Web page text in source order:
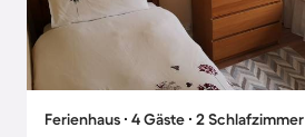
Ferienhaus ∙ 4 Gäste ∙ 2 Schlafzimmer